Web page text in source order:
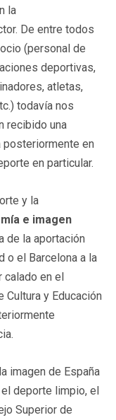
la
De entre todos
(personal de
deportivas,
atletas,
todavía nos
recibido una
posteriormente en
en particular.
y la
e imagen
de la aportación
o el Barcelona a la
calado en el
Cultura y Educación
imagen de España
deporte limpio, el
Superior de